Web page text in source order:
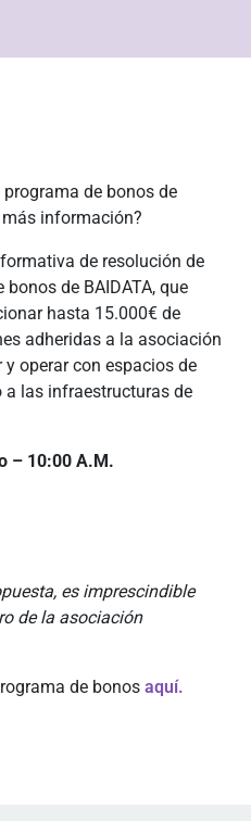
de bonos de
más información?
de resolución de
de BAIDATA, que
hasta 15.000€ de
adheridas a la asociación
operar con espacios de
las infraestructuras de
– 10:00 A.M.
es imprescindible
de la asociación
de bonos aquí.